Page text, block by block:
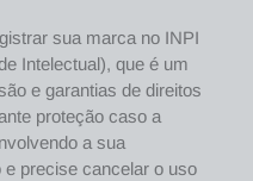
sua marca no INPI
Intelectual), que é um
e garantias de direitos
proteção caso a
a sua
e precise cancelar o uso